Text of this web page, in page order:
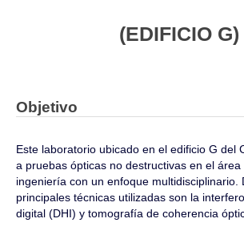
(EDIFICIO G)
Objetivo
Este laboratorio ubicado en el edificio G del
a pruebas ópticas no destructivas en el
ingeniería con un enfoque multidisciplinario.
principales técnicas utilizadas son la
digital (DHI) y tomografía de coherencia